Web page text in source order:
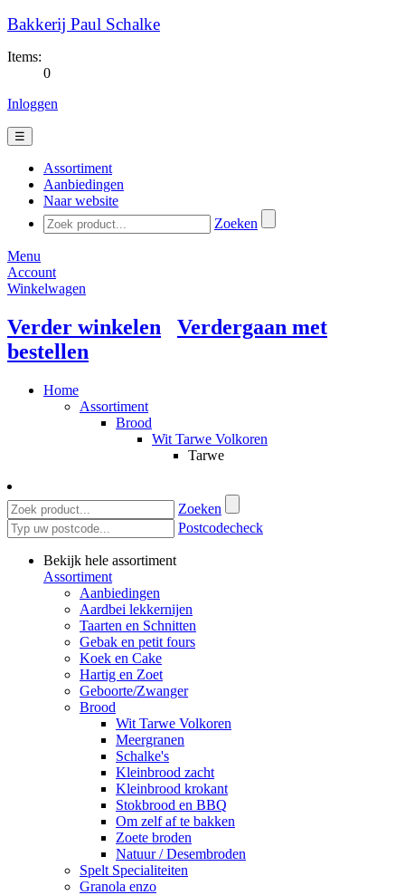
Bakkerij Paul Schalke
Items:
0
Inloggen
☰
Assortiment
Aanbiedingen
Naar website
Zoeken
Menu
Account
Winkelwagen
Verder winkelen
Verdergaan met
bestellen
Home
Assortiment
Brood
Wit Tarwe Volkoren
Tarwe
Zoeken
Postcodecheck
Bekijk hele assortiment
Assortiment
Aanbiedingen
Aardbei lekkernijen
Taarten en Schnitten
Gebak en petit fours
Koek en Cake
Hartig en Zoet
Geboorte/Zwanger
Brood
Wit Tarwe Volkoren
Meergranen
Schalke's
Kleinbrood zacht
Kleinbrood krokant
Stokbrood en BBQ
Om zelf af te bakken
Zoete broden
Natuur / Desembroden
Spelt Specialiteiten
Granola enzo